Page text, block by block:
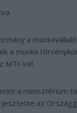
a
a munka
MTI-vel.
a minisztérium
az